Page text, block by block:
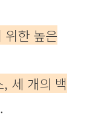
위한 높은
세 개의 백